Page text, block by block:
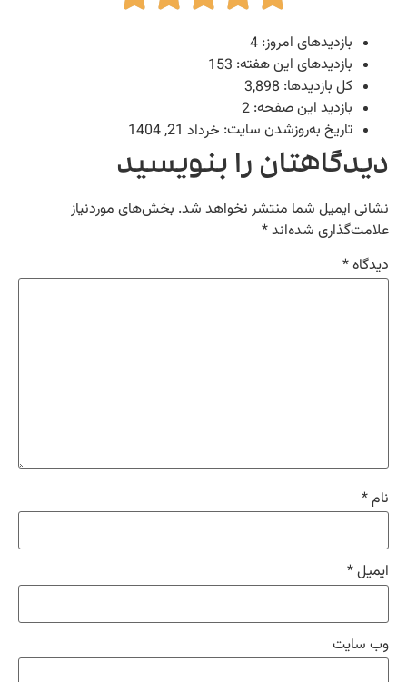
بازدیدهای امروز:4
بازدیدهای این هفته:153
کل بازدیدها:3,898
بازدید این صفحه:2
تاریخ به‌روزشدن سایت:خرداد 21, 1404
را بنویسید
ایمیل شما منتشر نخواهد شد. بخش‌های موردنیاز
شده‌اند*
*
*
*
سایت